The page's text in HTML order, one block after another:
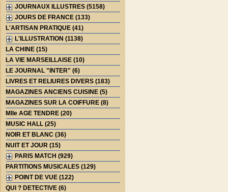
JOURNAUX ILLUSTRES (5158)
JOURS DE FRANCE (133)
L'ARTISAN PRATIQUE (41)
L'ILLUSTRATION (1138)
LA CHINE (15)
LA VIE MARSEILLAISE (10)
LE JOURNAL "INTER" (6)
LIVRES ET RELIURES DIVERS (183)
MAGAZINES ANCIENS CUISINE (5)
MAGAZINES SUR LA COIFFURE (8)
Mlle AGE TENDRE (20)
MUSIC HALL (25)
NOIR ET BLANC (36)
NUIT ET JOUR (15)
PARIS MATCH (929)
PARTITIONS MUSICALES (129)
POINT DE VUE (122)
QUI ? DETECTIVE (6)